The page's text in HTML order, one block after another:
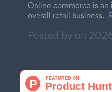
Online commerce is an
overall retail business.
Posted by on